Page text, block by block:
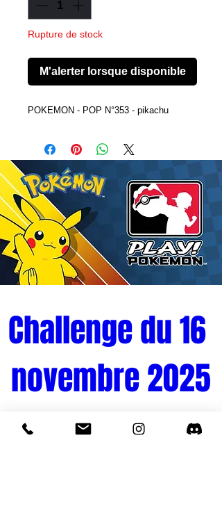
Rupture de stock
M'alerter lorsque disponible
POKEMON - POP N°353 - pikachu
Challenge du 16
novembre 2025
Tournoi Pokémon